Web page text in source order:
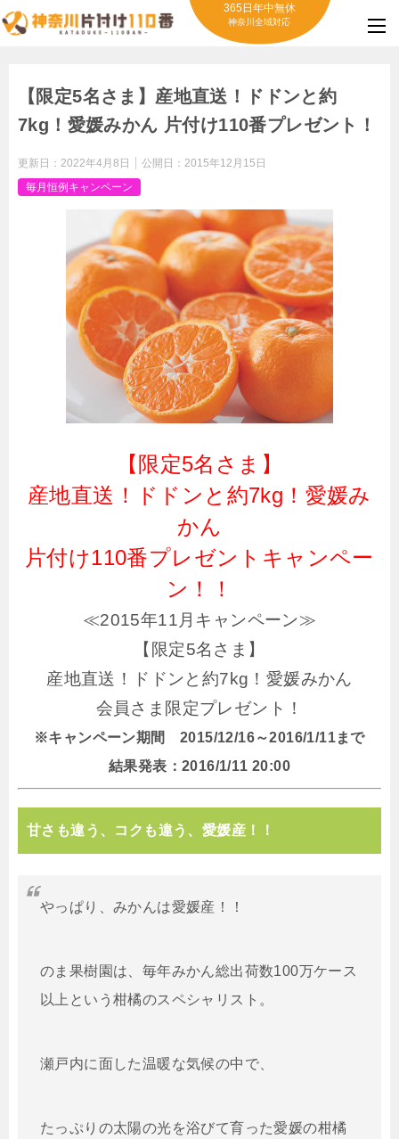
365日年中無休
神奈川全域対応
【限定5名さま】産地直送！ドドンと約
7kg！愛媛みかん 片付け110番プレゼント！
更新日： 2022年4月8日 公開日： 2015年12月15日
毎月恒例キャンペーン
【限定5名さま】
産地直送！ドドンと約7kg！愛媛み
かん
片付け110番プレゼントキャンペー
ン！！
≪2015年11月キャンペーン≫
【限定5名さま】
産地直送！ドドンと約7kg！愛媛みかん
会員さま限定プレゼント！
※キャンペーン期間 2015/12/16～2016/1/11まで
結果発表：2016/1/11 20:00
甘さも違う、コクも違う、愛媛産！！
やっぱり、みかんは愛媛産！！
のま果樹園は、毎年みかん総出荷数100万ケース
以上という柑橘のスペシャリスト。
瀬戸内に面した温暖な気候の中で、
たっぷりの太陽の光を浴びて育った愛媛の柑橘